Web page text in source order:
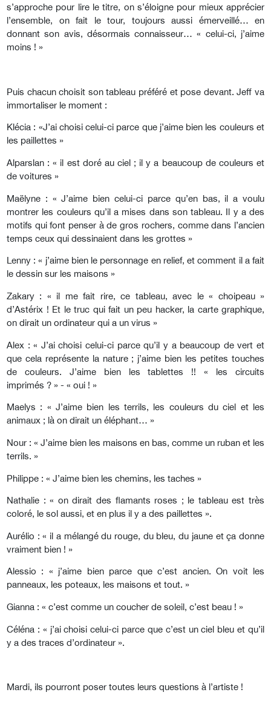
s’approche pour lire le titre, on s’éloigne pour mieux apprécier
l’ensemble, on fait le tour, toujours aussi émerveillé… en
donnant son avis, désormais connaisseur… « celui-ci, j’aime
moins ! »
Puis chacun choisit son tableau préféré et pose devant. Jeff va
immortaliser le moment :
Klécia : «J’ai choisi celui-ci parce que j’aime bien les couleurs et
les paillettes »
Alparslan : « il est doré au ciel ; il y a beaucoup de couleurs et
de voitures »
Maëlyne : « J’aime bien celui-ci parce qu’en bas, il a voulu
montrer les couleurs qu’il a mises dans son tableau. Il y a des
motifs qui font penser à de gros rochers, comme dans l’ancien
temps ceux qui dessinaient dans les grottes »
Lenny : « j’aime bien le personnage en relief, et comment il a fait
le dessin sur les maisons »
Zakary : « il me fait rire, ce tableau, avec le « choipeau »
d’Astérix ! Et le truc qui fait un peu hacker, la carte graphique,
on dirait un ordinateur qui a un virus »
Alex : « J’ai choisi celui-ci parce qu’il y a beaucoup de vert et
que cela représente la nature ; j’aime bien les petites touches
de couleurs. J’aime bien les tablettes !! « les circuits
imprimés ? » - « oui ! »
Maelys : « J’aime bien les terrils, les couleurs du ciel et les
animaux ; là on dirait un éléphant… »
Nour : « J’aime bien les maisons en bas, comme un ruban et les
terrils. »
Philippe : « J’aime bien les chemins, les taches »
Nathalie : « on dirait des flamants roses ; le tableau est très
coloré, le sol aussi, et en plus il y a des paillettes ».
Aurélio : « il a mélangé du rouge, du bleu, du jaune et ça donne
vraiment bien ! »
Alessio : « j’aime bien parce que c’est ancien. On voit les
panneaux, les poteaux, les maisons et tout. »
Gianna : « c’est comme un coucher de soleil, c’est beau ! »
Céléna : « j’ai choisi celui-ci parce que c’est un ciel bleu et qu’il
y a des traces d’ordinateur ».
Mardi, ils pourront poser toutes leurs questions à l’artiste !